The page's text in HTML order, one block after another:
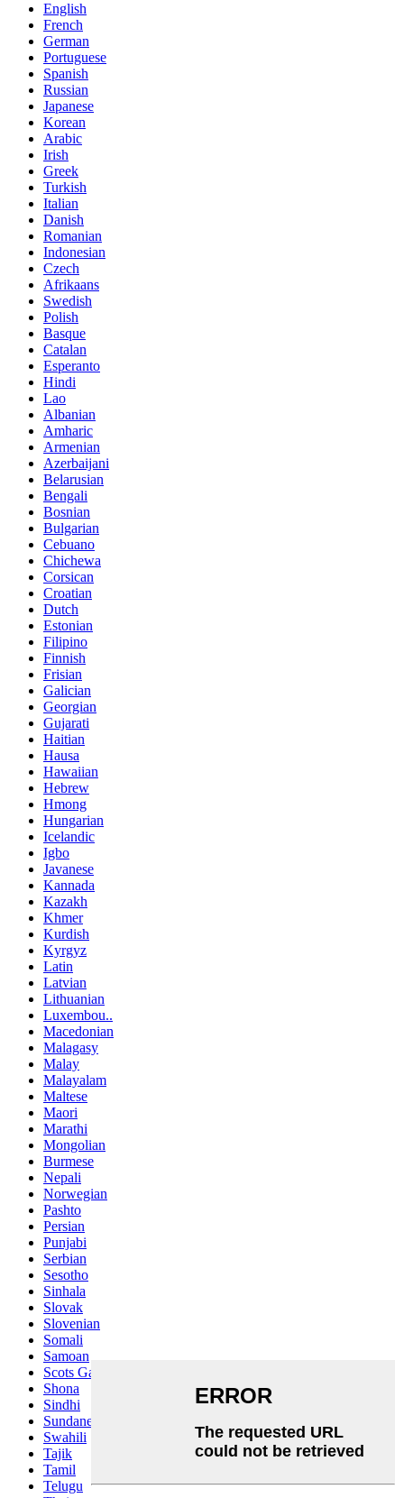
English
French
German
Portuguese
Spanish
Russian
Japanese
Korean
Arabic
Irish
Greek
Turkish
Italian
Danish
Romanian
Indonesian
Czech
Afrikaans
Swedish
Polish
Basque
Catalan
Esperanto
Hindi
Lao
Albanian
Amharic
Armenian
Azerbaijani
Belarusian
Bengali
Bosnian
Bulgarian
Cebuano
Chichewa
Corsican
Croatian
Dutch
Estonian
Filipino
Finnish
Frisian
Galician
Georgian
Gujarati
Haitian
Hausa
Hawaiian
Hebrew
Hmong
Hungarian
Icelandic
Igbo
Javanese
Kannada
Kazakh
Khmer
Kurdish
Kyrgyz
Latin
Latvian
Lithuanian
Luxembou..
Macedonian
Malagasy
Malay
Malayalam
Maltese
Maori
Marathi
Mongolian
Burmese
Nepali
Norwegian
Pashto
Persian
Punjabi
Serbian
Sesotho
Sinhala
Slovak
Slovenian
Somali
Samoan
Scots Gaelic
Shona
Sindhi
Sundanese
Swahili
Tajik
Tamil
Telugu